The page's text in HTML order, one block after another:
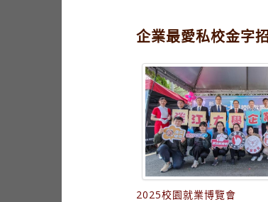
企業最愛私校金字
2025校園就業博覽會